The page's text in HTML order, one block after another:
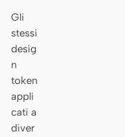
Gli
stessi
desig
n
token
appli
cati a
diver